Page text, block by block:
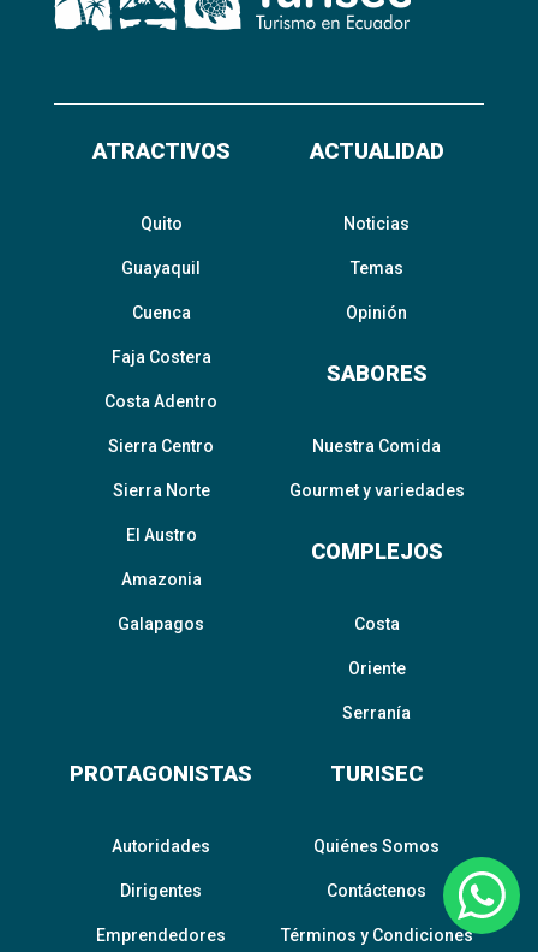
ATRACTIVOS
Quito
Guayaquil
Cuenca
Faja Costera
Costa Adentro
Sierra Centro
Sierra Norte
El Austro
Amazonia
Galapagos
ACTUALIDAD
Noticias
Temas
Opinión
SABORES
Nuestra Comida
Gourmet y variedades
COMPLEJOS
Costa
Oriente
Serranía
PROTAGONISTAS
Autoridades
Dirigentes
Emprendedores
TURISEC
Quiénes Somos
Contáctenos
Términos y Condiciones